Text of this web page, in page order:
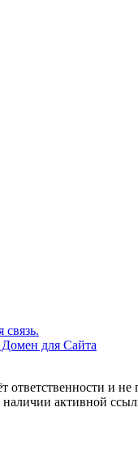
связь.
для Сайта
и
активной